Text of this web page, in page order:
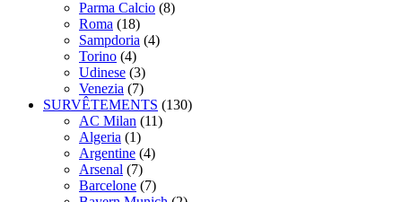
Parma Calcio (8)
Roma (18)
Sampdoria (4)
Torino (4)
Udinese (3)
Venezia (7)
SURVÊTEMENTS (130)
AC Milan (11)
Algeria (1)
Argentine (4)
Arsenal (7)
Barcelone (7)